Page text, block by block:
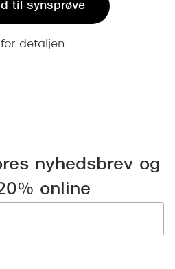
til synsprøve
detaljen
nyhedsbrev og
online